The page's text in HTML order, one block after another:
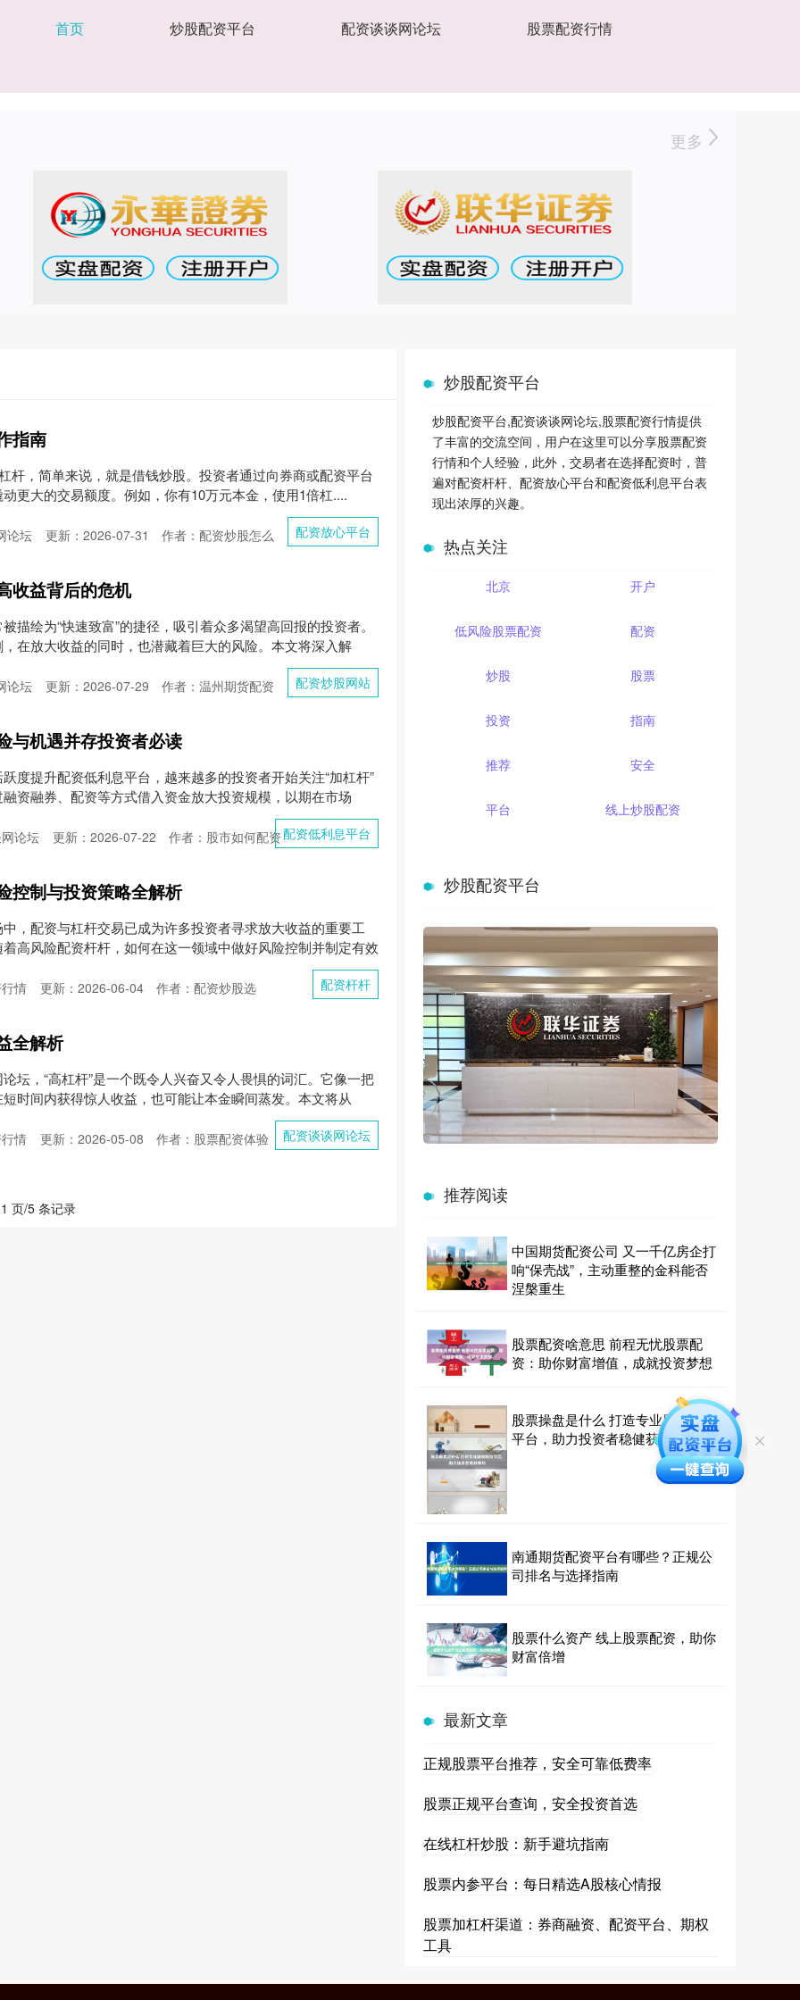
首页 炒股配资平台 配资谈谈网论坛 股票配资行情
更多
指南
杆，简单来说，就是借钱炒股。投资者通过向券商或配资平台
更大的交易额度。例如，你有10万元本金，使用1倍杠....
配资放心平台
更新：2026-07-31 作者：配资炒股怎么
论坛
收益背后的危机
描绘为“快速致富”的捷径，吸引着众多渴望高回报的投资者。
在放大收益的同时，也潜藏着巨大的风险。本文将深入解
配资炒股网站
更新：2026-07-29 作者：温州期货配资
论坛
与机遇并存投资者必读
度提升配资低利息平台，越来越多的投资者开始关注“加杠杆”
资融券、配资等方式借入资金放大投资规模，以期在市场
配资低利息平台
更新：2026-07-22 作者：股市如何配资
论坛
控制与投资策略全解析
，配资与杠杆交易已成为许多投资者寻求放大收益的重要工
高风险配资杆杆，如何在这一领域中做好风险控制并制定有效
配资杆杆
更新：2026-06-04 作者：配资炒股选
情
全解析
坛，“高杠杆”是一个既令人兴奋又令人畏惧的词汇。它像一把
时间内获得惊人收益，也可能让本金瞬间蒸发。本文将从
配资谈谈网论坛
更新：2026-05-08 作者：股票配资体验
情
页/5 条记录
炒股配资平台
炒股配资平台,配资谈谈网论坛,股票配资行情提供
了丰富的交流空间，用户在这里可以分享股票配资
行情和个人经验，此外，交易者在选择配资时，普
遍对配资杆杆、配资放心平台和配资低利息平台表
现出浓厚的兴趣。
热点关注
北京 开户
低风险股票配资 配资
炒股 股票
投资 指南
推荐 安全
平台 线上炒股配资
炒股配资平台
推荐阅读
中国期货配资公司 又一千亿房企打
响“保壳战”，主动重整的金科能否
涅槃重生
股票配资啥意思 前程无忧股票配
资：助你财富增值，成就投资梦想
股票操盘是什么 打造专业股票配资
平台，助力投资者稳健获利
南通期货配资平台有哪些？正规公
司排名与选择指南
股票什么资产 线上股票配资，助你
财富倍增
最新文章
正规股票平台推荐，安全可靠低费率
股票正规平台查询，安全投资首选
在线杠杆炒股：新手避坑指南
股票内参平台：每日精选A股核心情报
股票加杠杆渠道：券商融资、配资平台、期权
工具